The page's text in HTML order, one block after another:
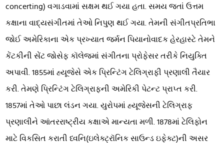
concerting) વગાડવામાં સક્ષમ થઈ ગયા હતા. સમય જતાં ઉત્તમ
કક્ષાના વાદ્યસંગીતમાં તેઓ નિપુણ થઈ ગયા. તેમની સંગીતપ્રતિભા
જોઈ અમેરિકાના એક પ્રખ્યાત જર્મન પિયાનોવાદક હેરહાસ્ટે તેમને
કેંટકીની સેંટ જોસેફ કૉલેજમાં સંગીતના પ્રોફેસર તરીકે નિયુક્તિ
અપાવી. 1855માં હ્યૂજેસે એક પ્રિન્ટિંગ ટેલિગ્રાફી પ્રણાલી તૈયાર
કરી. તેમણે પ્રિન્ટિંગ ટેલિગ્રાફની અમેરિકી પેટન્ટ પ્રાપ્ત કરી.
1857માં તેઓ પાછા લંડન ગયા. યુરોપમાં હ્યૂજેસની ટેલિગ્રાફ
પ્રણાલીને આંતરરાષ્ટ્રીય કક્ષાએ માન્યતા મળી. 1878માં ટેલિફોન
માટે વિકસિત કરાતી ધ્વનિ(ઇલેક્ટ્રૉનિક સાઉન્ડ ઇફેક્ટ)ની અસર